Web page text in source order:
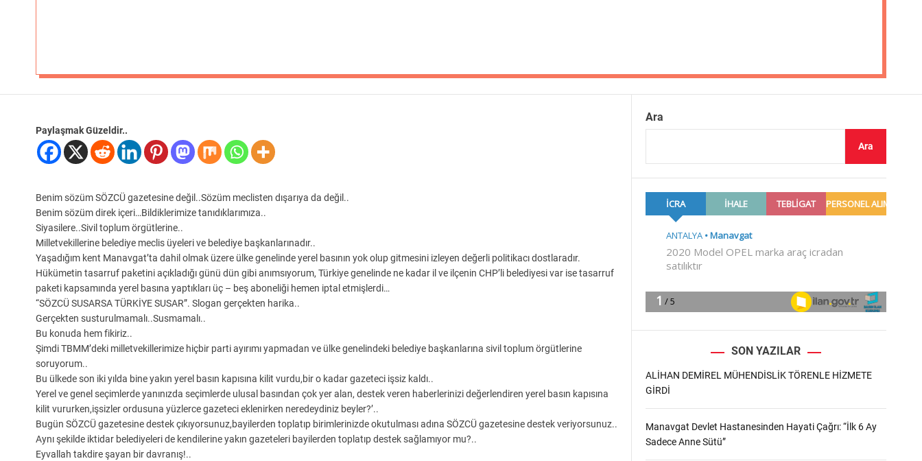
Paylaşmak Güzeldir..
Benim sözüm SÖZCÜ gazetesine değil..Sözüm meclisten dışarıya da değil..
Benim sözüm direk içeri…Bildiklerimize tanıdıklarımıza..
Siyasilere..Sivil toplum örgütlerine..
Milletvekillerine belediye meclis üyeleri ve belediye başkanlarınadır..
Yaşadığım kent Manavgat’ta dahil olmak üzere ülke genelinde yerel basının yok olup gitmesini izleyen değerli politikacı dostlaradır.
Hükümetin tasarruf paketini açıkladığı günü dün gibi anımsıyorum, Türkiye genelinde ne kadar il ve ilçenin CHP’li belediyesi var ise tasarruf
paketi kapsamında yerel basına yaptıkları üç – beş aboneliği hemen iptal etmişlerdi…
“SÖZCÜ SUSARSA TÜRKİYE SUSAR”. Slogan gerçekten harika..
Gerçekten susturulmamalı..Susmamalı..
Bu konuda hem fikiriz..
Şimdi TBMM’deki milletvekillerimize hiçbir parti ayırımı yapmadan ve ülke genelindeki belediye başkanlarına sivil toplum örgütlerine
soruyorum..
Bu ülkede son iki yılda bine yakın yerel basın kapısına kilit vurdu,bir o kadar gazeteci işsiz kaldı..
Yerel ve genel seçimlerde yanınızda seçimlerde ulusal basından çok yer alan, destek veren haberlerinizi değerlendiren yerel basın kapısına
kilit vururken,işsizler ordusuna yüzlerce gazeteci eklenirken neredeydiniz beyler?’..
Bugün SÖZCÜ gazetesine destek çıkıyorsunuz,bayilerden toplatıp birimlerinizde okutulması adına SÖZCÜ gazetesine destek veriyorsunuz..
Aynı şekilde iktidar belediyeleri de kendilerine yakın gazeteleri bayilerden toplatıp destek sağlamıyor mu?..
Eyvallah takdire şayan bir davranış!..
Ara
Ara
SON YAZILAR
ALİHAN DEMİREL MÜHENDİSLİK TÖRENLE HİZMETE
GİRDİ
Manavgat Devlet Hastanesinden Hayati Çağrı: “İlk 6 Ay
Sadece Anne Sütü”